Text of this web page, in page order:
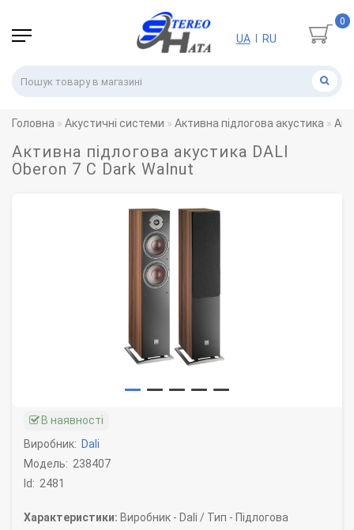
0
UA RU
Головна Акустичні системи Активна підлогова акустика
Активна підлогова акустика DALI
Oberon 7 С Dark Walnut
В наявності
Виробник: Dali
Модель: 238407
Id: 2481
Характеристики: Виробник - Dali / Тип - Підлогова